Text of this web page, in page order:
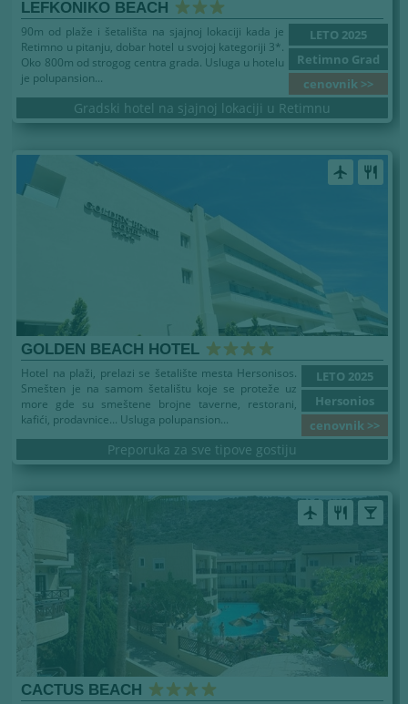
LEFKONIKO BEACH
LETO 2025
Retimno Grad
cenovnik >>
90m od plaže i šetališta na sjajnoj lokaciji kada je
Retimno u pitanju, dobar hotel u svojoj kategoriji 3*.
Oko 800m od strogog centra grada. Usluga u hotelu
je polupansion...
Gradski hotel na sjajnoj lokaciji u Retimnu
airplanemode_active restaurant
GOLDEN BEACH HOTEL
LETO 2025
Hersonios
cenovnik >>
Hotel na plaži, prelazi se šetalište mesta Hersonisos.
Smešten je na samom šetalištu koje se proteže uz
more gde su smeštene brojne taverne, restorani,
kafići, prodavnice... Usluga polupansion...
Preporuka za sve tipove gostiju
airplanemode_active restaurant local_bar
CACTUS BEACH